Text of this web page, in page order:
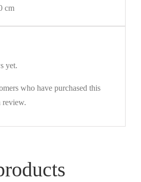
cm
yet.
who have purchased this
review.